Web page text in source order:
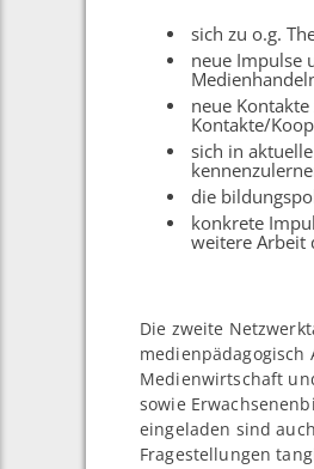
sich zu o.g.
neue Impulse
neue
Kontakte/
sich in
die
konkrete
weitere Arbeit
Die zweite
Medienwirtschaft
sowie
eingeladen sind
Fragestellungen